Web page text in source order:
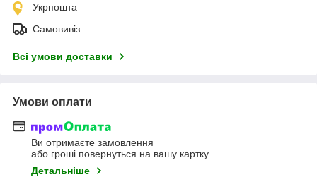
Укрпошта
Самовивіз
Всі умови доставки
Умови оплати
Ви отримаєте замовлення
або гроші повернуться на вашу картку
Детальніше